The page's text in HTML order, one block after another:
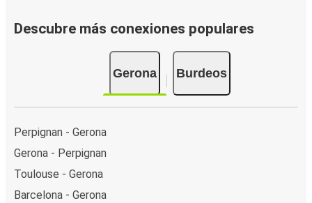
Descubre más conexiones populares
Gerona Burdeos
Perpignan - Gerona
Gerona - Perpignan
Toulouse - Gerona
Barcelona - Gerona